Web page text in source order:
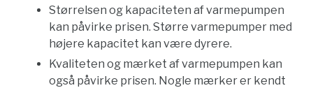
Størrelsen og kapaciteten af varmepumpen
kan påvirke prisen. Større varmepumper med
højere kapacitet kan være dyrere.
Kvaliteten og mærket af varmepumpen kan
også påvirke prisen. Nogle mærker er kendt